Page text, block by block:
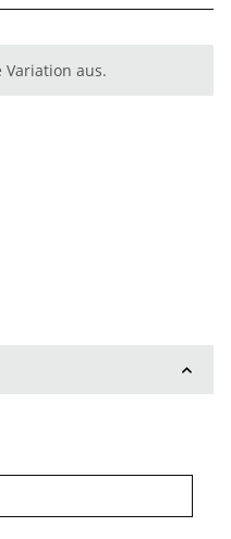
aus.